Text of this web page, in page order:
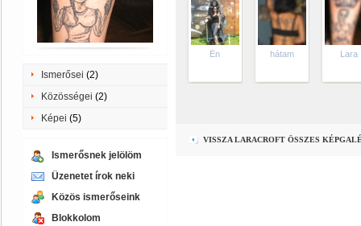
Ismerősei (2)
Közösségei (2)
Képei (5)
Ismerősnek jelölöm
Üzenetet írok neki
Közös ismerőseink
Blokkolom
Én hátam Lara
VISSZA LARACROFT ÖSSZES